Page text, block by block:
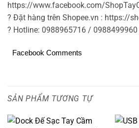
https://www.facebook.com/
? Đặt hàng trên Shopee.vn : https://
? Hotline: 0988965716 /
Facebook Comments
SẢN PHẨM TƯƠNG TỰ